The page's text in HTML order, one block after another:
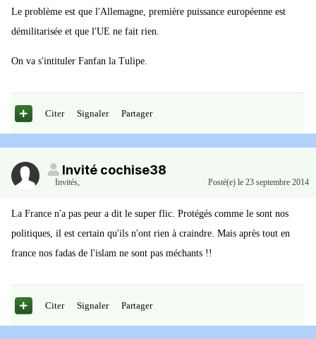
Le problème est que l'Allemagne, première puissance européenne est
démilitarisée et que l'UE ne fait rien.
On va s'intituler Fanfan la Tulipe.
Citer Signaler Partager
Invité cochise38
Invités, Posté(e) le 23 septembre 2014
La France n'a pas peur a dit le super flic. Protégés comme le sont nos
politiques, il est certain qu'ils n'ont rien à craindre. Mais après tout en
france nos fadas de l'islam ne sont pas méchants !!
Citer Signaler Partager